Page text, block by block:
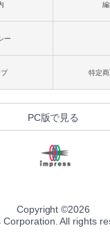
ー
特定
PC版で見る
Copyright ©2026
Corporation. All rights